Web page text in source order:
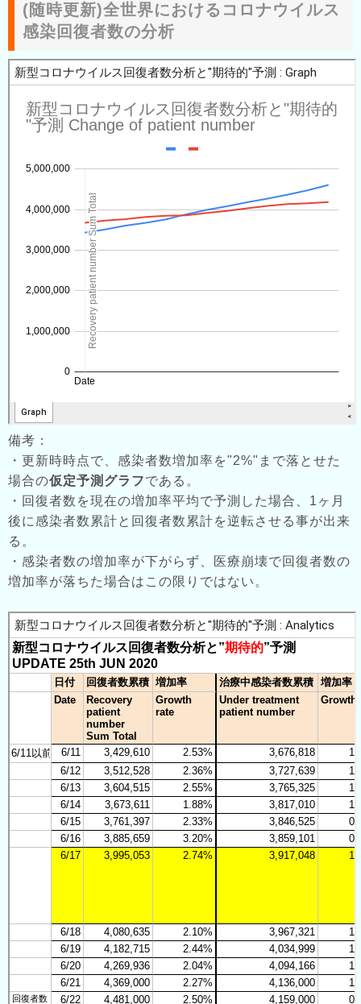
(随時更新)全世界におけるコロナウイルス
感染回復者数の分析
備考：
・更新時時点で、感染者数増加率を"2%"まで落とせた
場合の仮定予測グラフである。
・回復者数を現在の増加率平均で予測した場合、1ヶ月
後に感染者数累計と回復者数累計を逆転させる事が出来
る。
・感染者数の増加率が下がらず、医療崩壊で回復者数の
増加率が落ちた場合はこの限りではない。